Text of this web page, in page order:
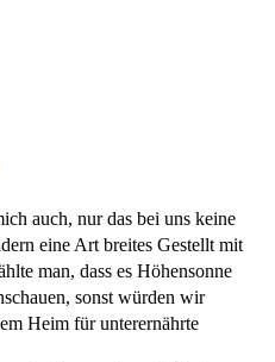
auch, nur das bei uns keine
eine Art breites Gestellt mit
man, dass es Höhensonne
sonst würden wir
Heim für unterernährte